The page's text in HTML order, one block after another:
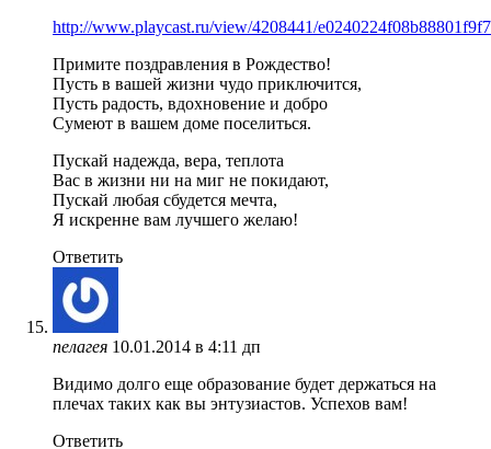
http://www.playcast.ru/view/4208441/
Примите поздравления в Рождество!
Пусть в вашей жизни чудо приключится,
Пусть радость, вдохновение и добро
Сумеют в вашем доме поселиться.
Пускай надежда, вера, теплота
Вас в жизни ни на миг не покидают,
Пускай любая сбудется мечта,
Я искренне вам лучшего желаю!
Ответить
пелагея 10.01.2014 в 4:11 дп
Видимо долго еще образование будет держаться на
плечах таких как вы энтузиастов. Успехов вам!
Ответить